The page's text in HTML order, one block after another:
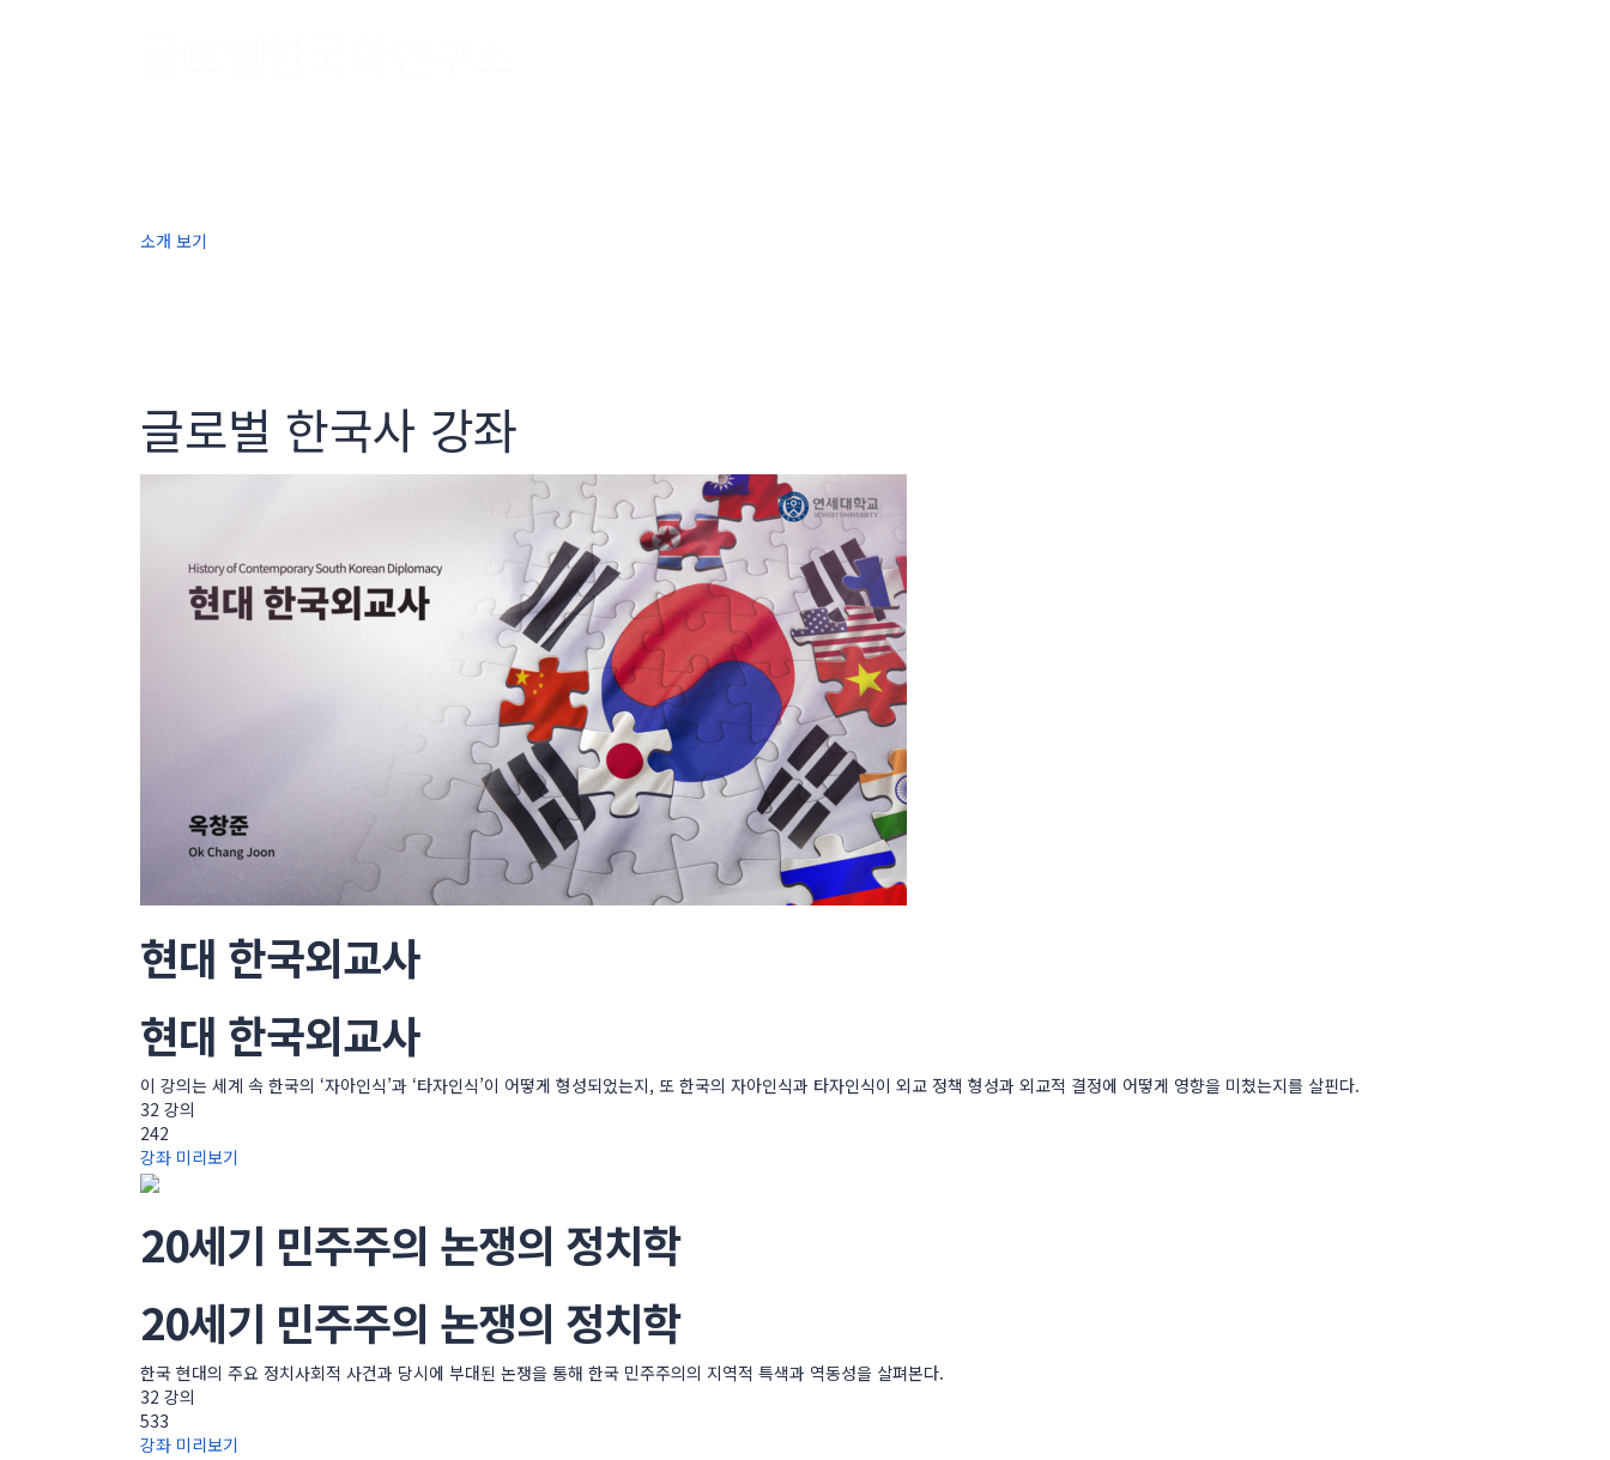
소개 보기
글로벌 한국사 강좌
현대 한국외교사
현대 한국외교사
이 강의는 세계 속 한국의 ‘자아인식’과 ‘타자인식’이 어떻게 형성되었는지, 또 한국의 자아인식과 타자인식이 외교 정책 형성과 외교적 결정에 어떻게 영향을 미쳤는지를 살핀다.
32 강의
242
강좌 미리보기
20세기 민주주의 논쟁의 정치학
20세기 민주주의 논쟁의 정치학
한국 현대의 주요 정치사회적 사건과 당시에 부대된 논쟁을 통해 한국 민주주의의 지역적 특색과 역동성을 살펴본다.
32 강의
533
강좌 미리보기